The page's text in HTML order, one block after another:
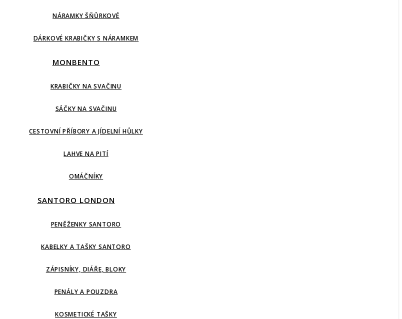
NÁRAMKY ŠŇŮRKOVÉ
DÁRKOVÉ KRABIČKY S NÁRAMKEM
MONBENTO
KRABIČKY NA SVAČINU
SÁČKY NA SVAČINU
CESTOVNÍ PŘÍBORY A JÍDELNÍ HŮLKY
LAHVE NA PITÍ
OMÁČNÍKY
SANTORO LONDON
PENĚŽENKY SANTORO
KABELKY A TAŠKY SANTORO
ZÁPISNÍKY, DIÁŘE, BLOKY
PENÁLY A POUZDRA
KOSMETICKÉ TAŠKY